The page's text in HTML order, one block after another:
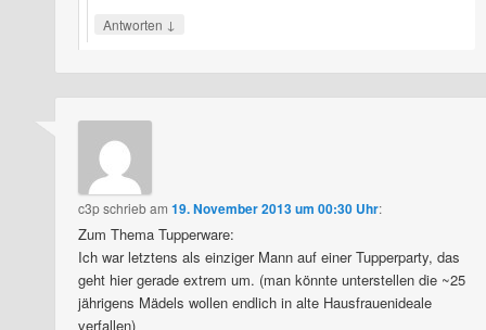
Antworten ↓
c3pschriebam19. November 2013 um 00:30 Uhr:
Zum Thema Tupperware:
Ich war letztens als einziger Mann auf einer Tupperparty, das
geht hier gerade extrem um. (man könnte unterstellen die ~25
jährigens Mädels wollen endlich in alte Hausfrauenideale
verfallen)